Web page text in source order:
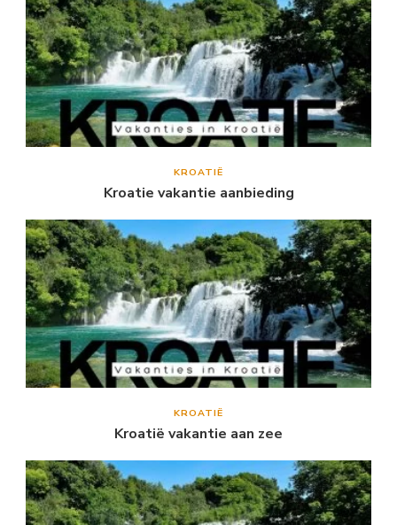
KROATIË
Kroatie vakantie aanbieding
KROATIË
Kroatië vakantie aan zee